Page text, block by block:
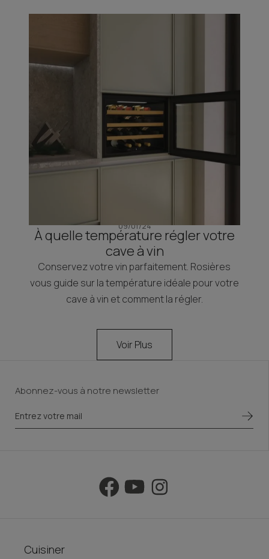
09/01/24
À quelle température régler votre
cave à vin
Conservez votre vin parfaitement. Rosières
vous guide sur la température idéale pour votre
cave à vin et comment la régler.
Voir Plus
Abonnez-vous à notre newsletter
Cuisiner